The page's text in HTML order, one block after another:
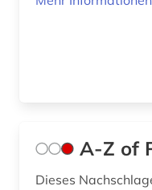
ayurveda (1)
badeort (1)
A-Z of
Dieses